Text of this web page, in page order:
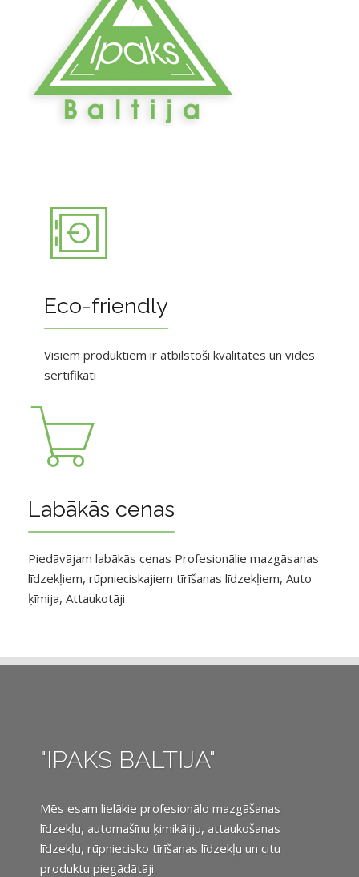
Eco-friendly
Visiem produktiem ir atbilstoši kvalitātes un vides
sertifikāti
Labākās cenas
Piedāvājam labākās cenas Profesionālie mazgāsanas
līdzekļiem, rūpnieciskajiem tīrīšanas līdzekļiem, Auto
ķīmija, Attaukotāji
"IPAKS BALTIJA"
Mēs esam lielākie profesionālo mazgāšanas
līdzekļu, automašīnu ķimikāliju, attaukošanas
līdzekļu, rūpniecisko tīrīšanas līdzekļu un citu
produktu piegādātāji.